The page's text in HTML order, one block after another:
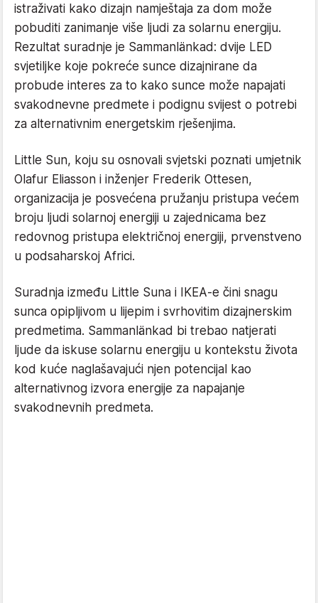
istraživati kako dizajn namještaja za dom može
pobuditi zanimanje više ljudi za solarnu energiju.
Rezultat suradnje je Sammanlänkad: dvije LED
svjetiljke koje pokreće sunce dizajnirane da
probude interes za to kako sunce može napajati
svakodnevne predmete i podignu svijest o potrebi
za alternativnim energetskim rješenjima.
Little Sun, koju su osnovali svjetski poznati umjetnik
Olafur Eliasson i inženjer Frederik Ottesen,
organizacija je posvećena pružanju pristupa većem
broju ljudi solarnoj energiji u zajednicama bez
redovnog pristupa električnoj energiji, prvenstveno
u podsaharskoj Africi.
Suradnja između Little Suna i IKEA-e čini snagu
sunca opipljivom u lijepim i svrhovitim dizajnerskim
predmetima. Sammanlänkad bi trebao natjerati
ljude da iskuse solarnu energiju u kontekstu života
kod kuće naglašavajući njen potencijal kao
alternativnog izvora energije za napajanje
svakodnevnih predmeta.